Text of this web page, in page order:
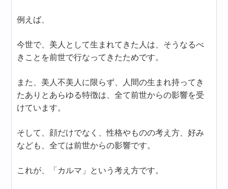
例えば、
今世で、美人として生まれてきた人は、そうなるべ
きことを前世で行なってきたためです。
また、美人不美人に限らず、人間の生まれ持ってき
たありとあらゆる特徴は、全て前世からの影響を受
けています。
そして、顔だけでなく、性格やものの考え方、好み
なども、全ては前世からの影響です。
これが、「カルマ」という考え方です。